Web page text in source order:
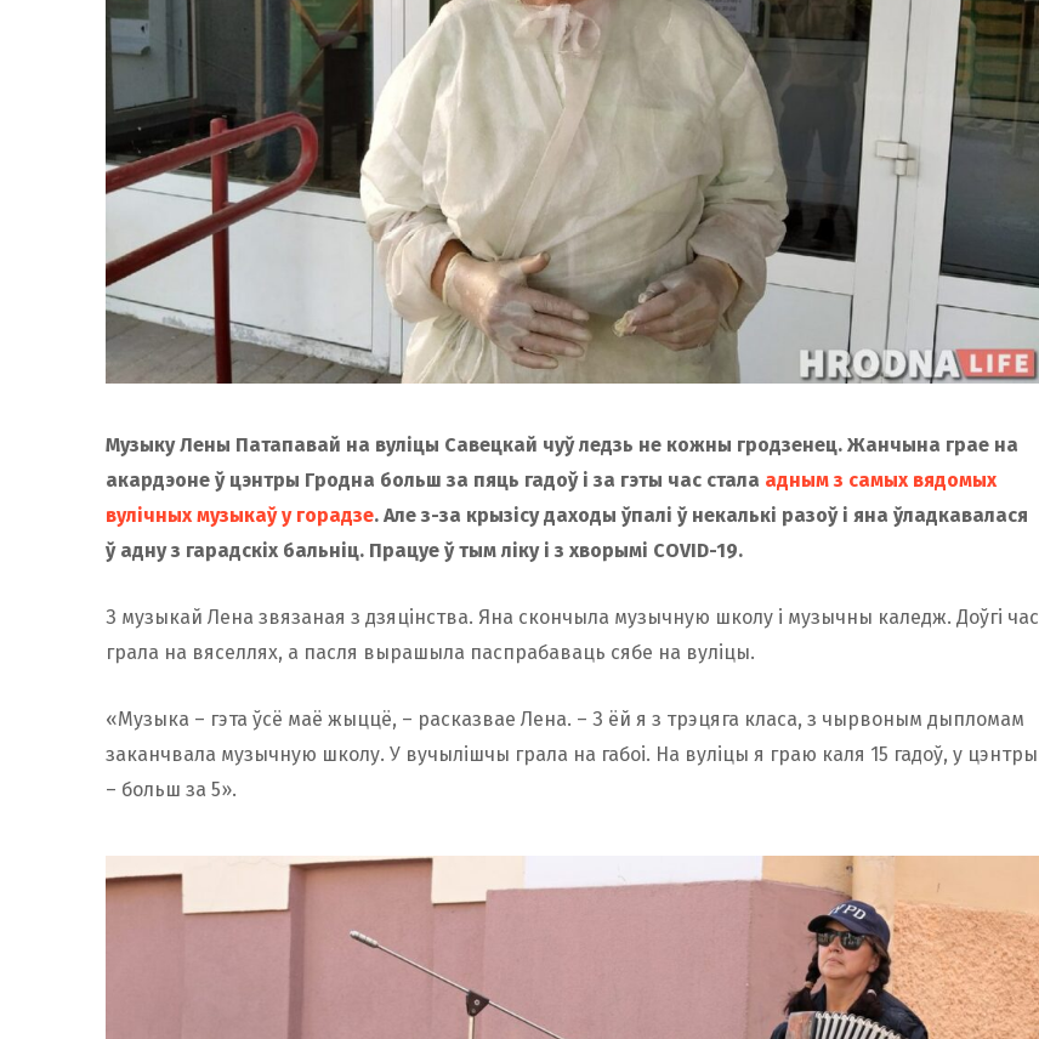
Музыку Лены Патапавай на вуліцы Савецкай чуў ледзь не кожны гродзенец. Жанчына грае на
акардэоне ў цэнтры Гродна больш за пяць гадоў і за гэты час стала адным з самых вядомых
вулічных музыкаў у горадзе. Але з-за крызісу даходы ўпалі ў некалькі разоў і яна ўладкавалася
ў адну з гарадскіх бальніц. Працуе ў тым ліку і з хворымі COVID-19.
З музыкай Лена звязаная з дзяцінства. Яна скончыла музычную школу і музычны каледж. Доўгі час
грала на вяселлях, а пасля вырашыла паспрабаваць сябе на вуліцы.
«Музыка – гэта ўсё маё жыццё, – расказвае Лена. – З ёй я з трэцяга класа, з чырвоным дыпломам
заканчвала музычную школу. У вучылішчы грала на габоі. На вуліцы я граю каля 15 гадоў, у цэнтры
– больш за 5».